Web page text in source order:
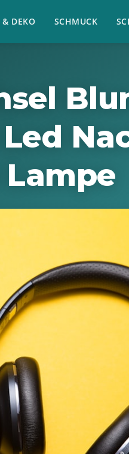
& DEKO SCHMUCK
Lampe